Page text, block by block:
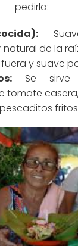
pedirla:
de la
y suave
Se
tomate casera,